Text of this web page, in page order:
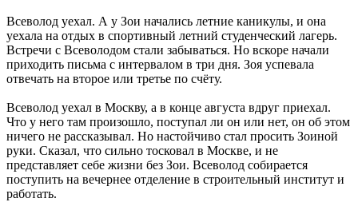
Всеволод уехал. А у Зои начались летние каникулы, и она
уехала на отдых в спортивный летний студенческий лагерь.
Встречи с Всеволодом стали забываться. Но вскоре начали
приходить письма с интервалом в три дня. Зоя успевала
отвечать на второе или третье по счёту.
Всеволод уехал в Москву, а в конце августа вдруг приехал.
Что у него там произошло, поступал ли он или нет, он об этом
ничего не рассказывал. Но настойчиво стал просить Зоиной
руки. Сказал, что сильно тосковал в Москве, и не
представляет себе жизни без Зои. Всеволод собирается
поступить на вечернее отделение в строительный институт и
работать.